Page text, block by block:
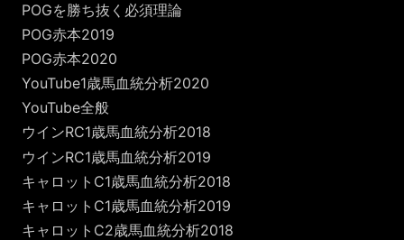
POGを勝ち抜く必須理論
POG赤本2019
POG赤本2020
YouTube1歳馬血統分析2020
YouTube全般
ウインRC1歳馬血統分析2018
ウインRC1歳馬血統分析2019
キャロットC1歳馬血統分析2018
キャロットC1歳馬血統分析2019
キャロットC2歳馬血統分析2018